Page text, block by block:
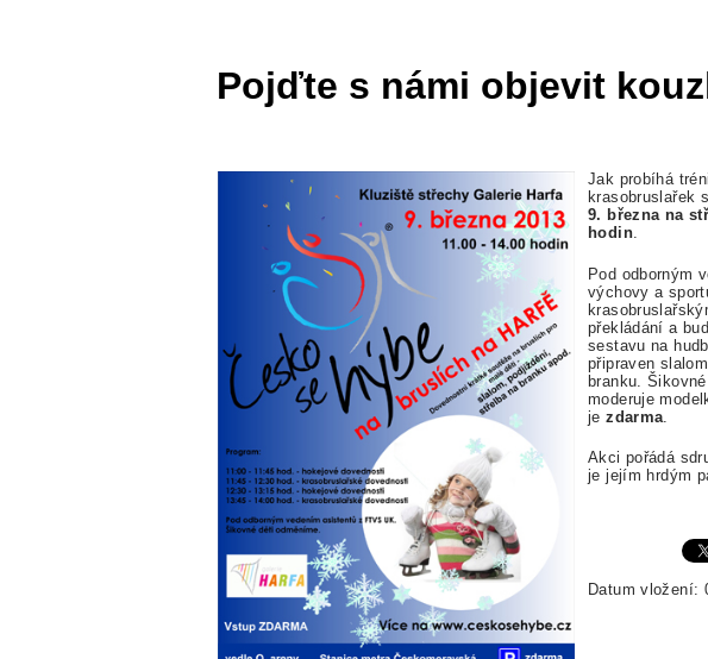
Pojďte s námi objevit
Jak probíhá
krasobruslařek
9. března na
hodin.
Pod odborným
výchovy a
překládání a
sestavu na
připraven
branku.
moderuje
jezdarma
Akci pořádá
je jejím hrdým
Datum vložení: